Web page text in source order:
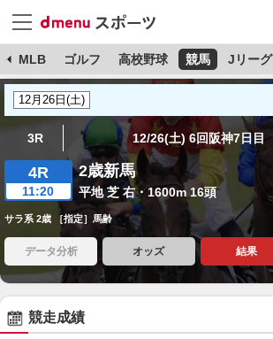
MLB ゴルフ 高校野球 競馬 Jリーグ
3R 12/26(土) 6回阪神7日目
4R
11:20
2歳新馬
平地 芝 右・1600m 16頭
サラ系 2歳 ［指定］馬齢
データ分析 オッズ 結果
競走成績